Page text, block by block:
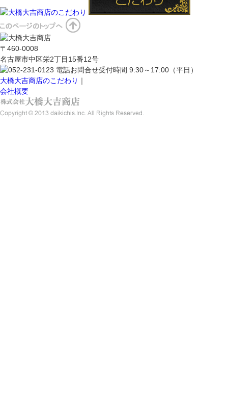
〒460-0008
名古屋市中区栄2丁目15番12号
大橋大吉商店のこだわり ｜
会社概要